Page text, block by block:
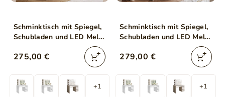
Schminktisch mit Spiegel,
Schubladen und LED Melo
Elite Weiß Hochglanz
275,00 €
+1
Schminktisch mit Spiegel,
Schubladen und LED Melo
Elite Kaschmir Hochglanz
279,00 €
+1